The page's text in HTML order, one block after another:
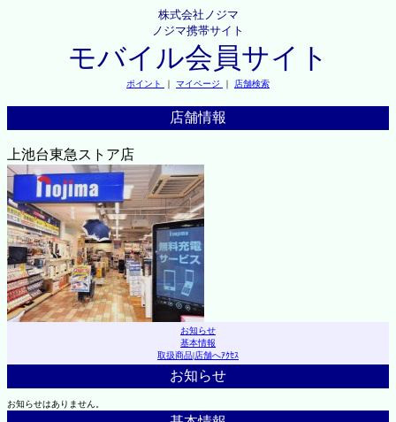
株式会社ノジマ
ノジマ携帯サイト
モバイル会員サイト
ポイント ｜ マイページ ｜ 店舗検索
店舗情報
上池台東急ストア店
お知らせ
基本情報
取扱商品|店舗へｱｸｾｽ
お知らせ
お知らせはありません。